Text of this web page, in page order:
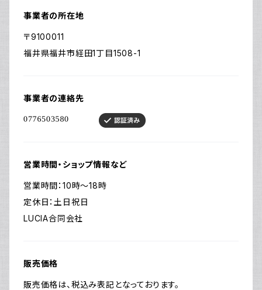
事業者の所在地
〒9100011
福井県福井市経田1丁目1508-1
事業者の連絡先
営業時間・ショップ情報など
営業時間：10時～18時
定休日：土日祝日
LUCIA合同会社
販売価格
販売価格は、税込み表記となっております。